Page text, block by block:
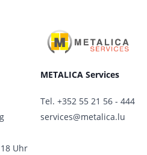
Uhr
METALICA Services
Tel.+352 55 21 56 - 444
services@metalica.lu